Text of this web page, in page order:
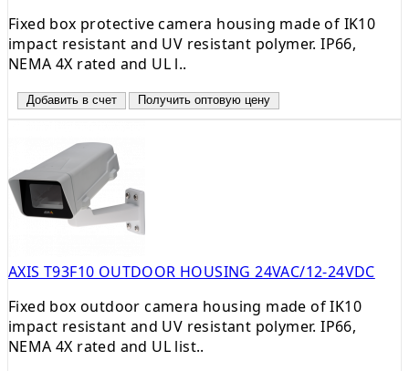
Fixed box protective camera housing made of IK10
impact resistant and UV resistant polymer. IP66,
NEMA 4X rated and UL l..
Добавить в счет Получить оптовую цену
AXIS T93F10 OUTDOOR HOUSING 24VAC/12-24VDC
Fixed box outdoor camera housing made of IK10
impact resistant and UV resistant polymer. IP66,
NEMA 4X rated and UL list..